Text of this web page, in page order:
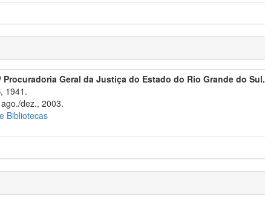
Procuradoria Geral da Justiça do Estado do Rio Grande do Sul.
1941.
dez., 2003.
Bibliotecas